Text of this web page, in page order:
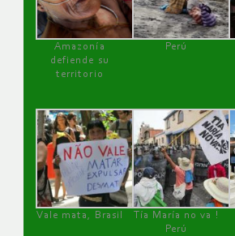
Amazonía
defiende su
territorio
Perú
Vale mata, Brasil
Tía María no va !
Perú